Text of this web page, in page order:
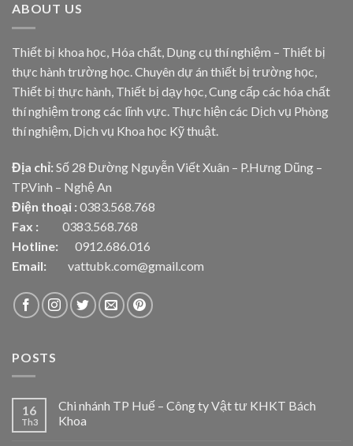
ABOUT US
Thiết bị khoa học, Hóa chất, Dụng cụ thí nghiệm – Thiết bị
thực hành trường học. Chuyên dự án thiết bị trường học,
Thiết bị thực hành, Thiết bị dạy học, Cung cấp các hóa chất
thí nghiệm trong các lĩnh vực. Thực hiện các Dịch vụ Phòng
thí nghiệm, Dịch vụ Khoa học Kỹ thuật.
Địa chỉ: Số 28 Đường Nguyễn Viết Xuân – P.Hưng Dũng –
TP.Vinh – Nghệ An
Điện thoại : 0383.568.768
Fax : 0383.568.768
Hotline: 0912.686.016
Email:
vattubk.com@gmail.com
POSTS
16
Th3
Chi nhánh TP Huế – Công ty Vật tư KHKT Bách
Khoa